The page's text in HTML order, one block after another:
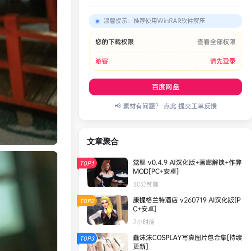
温馨提示： 推荐使用WinRAR软件解压
您的下载权限 查看全部权限
游客 请先登录
百度网盘
📢 素材有问题？ 点此提交工单反馈
文章聚合
TOP1
觉醒 v0.4.9 AI汉化版+画廊解锁+作弊
MOD[PC+安卓]
30分钟前
TOP2
康提格兰特酒店 v260719 AI汉化版[P
C+安卓]
2小时前
TOP3
蠢沫沫COSPLAY写真图片包合集[持续
更新]